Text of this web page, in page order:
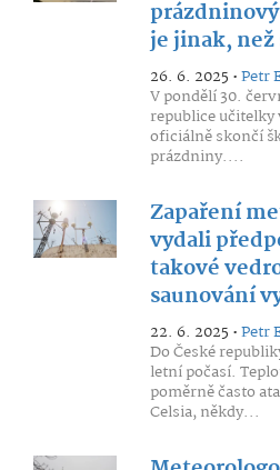
je jinak, než
26. 6. 2025 •Petr
V pondělí 30.
republice
oficiálně skončí
prázdniny....
Zapaření
vydali
takové
saunování
22. 6. 2025 •Petr
Do České
letní počasí.
poměrně často
Celsia, někdy...